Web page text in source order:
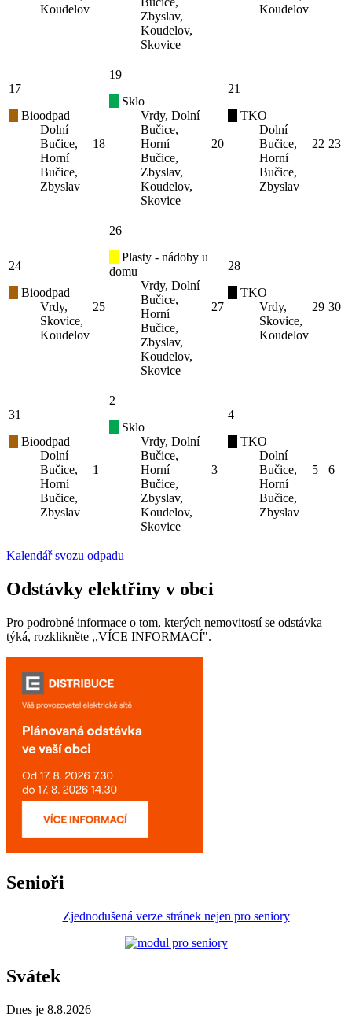
Koudelov
Zbyslav,
Koudelov,
Skovice
Koudelov
17
Bioodpad
Dolní
Bučice,
Horní
Bučice,
Zbyslav
18
19
Sklo
Vrdy, Dolní
Bučice,
Horní
Bučice,
Zbyslav,
Koudelov,
Skovice
20
21
TKO
Dolní
Bučice,
Horní
Bučice,
Zbyslav
22 23
24
Bioodpad
Vrdy,
Skovice,
Koudelov
25
26
Plasty - nádoby u
domu
Vrdy, Dolní
Bučice,
Horní
Bučice,
Zbyslav,
Koudelov,
Skovice
27
28
TKO
Vrdy,
Skovice,
Koudelov
29 30
31
Bioodpad
Dolní
Bučice,
Horní
Bučice,
Zbyslav
1
2
Sklo
Vrdy, Dolní
Bučice,
Horní
Bučice,
Zbyslav,
Koudelov,
Skovice
3
4
TKO
Dolní
Bučice,
Horní
Bučice,
Zbyslav
5 6
Kalendář svozu odpadu
Odstávky elektřiny v obci
Pro podrobné informace o tom, kterých nemovitostí se odstávka
týká, rozklikněte ,,VÍCE INFORMACÍ".
Senioři
Zjednodušená verze stránek nejen pro seniory
Svátek
Dnes je 8.8.2026